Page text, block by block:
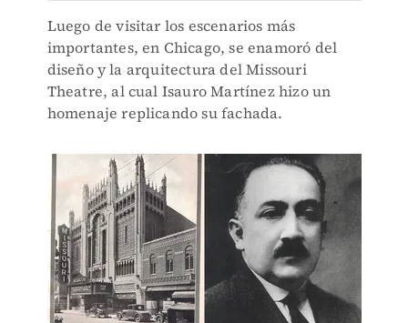
Luego de visitar los escenarios más
importantes, en Chicago, se enamoró del
diseño y la arquitectura del Missouri
Theatre, al cual Isauro Martínez hizo un
homenaje replicando su fachada.